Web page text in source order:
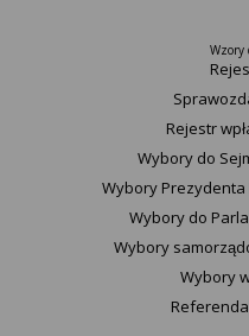
Wzory
Rejestr
Wybory do
Wybory
Wybory do
Wybory
Wybory